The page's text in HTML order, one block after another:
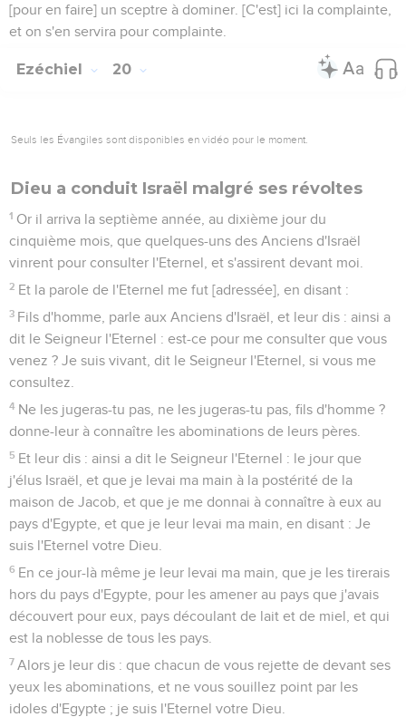
[pour en faire] un sceptre à dominer. [C'est] ici la complainte,
et on s'en servira pour complainte.
Ezéchiel 20
Seuls les Évangiles sont disponibles en vidéo pour le moment.
Dieu a conduit Israël malgré ses révoltes
1 Or il arriva la septième année, au dixième jour du
cinquième mois, que quelques-uns des Anciens d'Israël
vinrent pour consulter l'Eternel, et s'assirent devant moi.
2 Et la parole de l'Eternel me fut [adressée], en disant :
3 Fils d'homme, parle aux Anciens d'Israël, et leur dis : ainsi a
dit le Seigneur l'Eternel : est-ce pour me consulter que vous
venez ? Je suis vivant, dit le Seigneur l'Eternel, si vous me
consultez.
4 Ne les jugeras-tu pas, ne les jugeras-tu pas, fils d'homme ?
donne-leur à connaître les abominations de leurs pères.
5 Et leur dis : ainsi a dit le Seigneur l'Eternel : le jour que
j'élus Israël, et que je levai ma main à la postérité de la
maison de Jacob, et que je me donnai à connaître à eux au
pays d'Egypte, et que je leur levai ma main, en disant : Je
suis l'Eternel votre Dieu.
6 En ce jour-là même je leur levai ma main, que je les tirerais
hors du pays d'Egypte, pour les amener au pays que j'avais
découvert pour eux, pays découlant de lait et de miel, et qui
est la noblesse de tous les pays.
7 Alors je leur dis : que chacun de vous rejette de devant ses
yeux les abominations, et ne vous souillez point par les
idoles d'Egypte ; je suis l'Eternel votre Dieu.